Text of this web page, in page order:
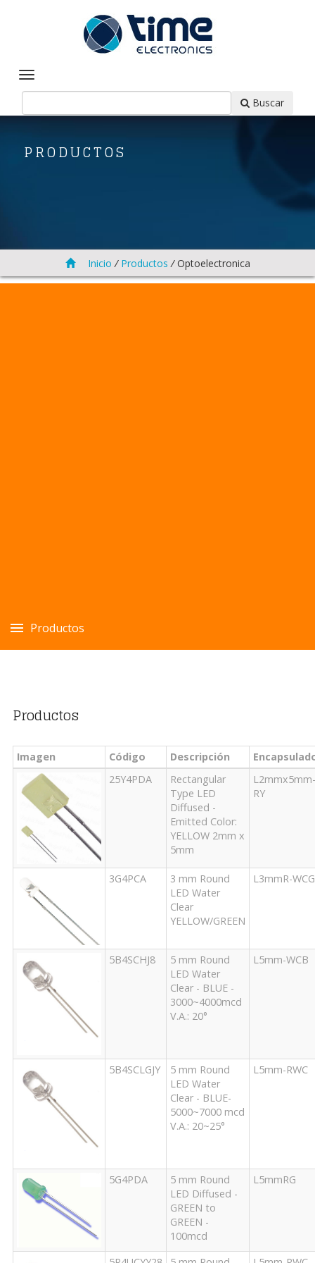
Buscar
PRODUCTOS
Inicio / Productos /Optoelectronica
Productos
Productos
Imagen Código Descripción
25Y4PDA
Rectangular
Type LED
Diffused -
Emitted Color:
YELLOW 2mm x
5mm
L2mmx5mm-
RY
3G4PCA
3 mm Round
LED Water
Clear
YELLOW/GREEN
L3mmR-WCG
5B4SCHJ8
5 mm Round
LED Water
Clear - BLUE -
3000~4000mcd
V.A.: 20°
L5mm-WCB
5B4SCLGJY
5 mm Round
LED Water
Clear - BLUE-
5000~7000 mcd
V.A.: 20~25°
L5mm-RWC
5G4PDA
5 mm Round
LED Diffused -
GREEN to
GREEN -
100mcd
L5mmRG